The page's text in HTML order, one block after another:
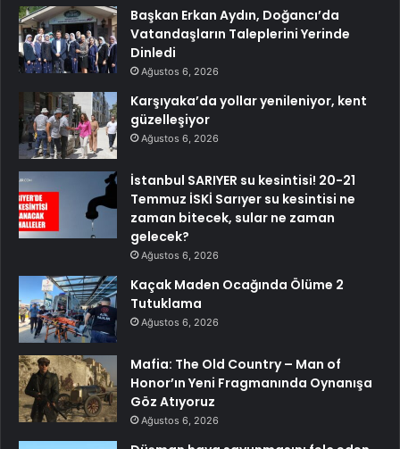
Başkan Erkan Aydın, Doğancı’da
Vatandaşların Taleplerini Yerinde
Dinledi
Ağustos 6, 2026
Karşıyaka’da yollar yenileniyor, kent
güzelleşiyor
Ağustos 6, 2026
İstanbul SARIYER su kesintisi! 20-21
Temmuz İSKİ Sarıyer su kesintisi ne
zaman bitecek, sular ne zaman
gelecek?
Ağustos 6, 2026
Kaçak Maden Ocağında Ölüme 2
Tutuklama
Ağustos 6, 2026
Mafia: The Old Country – Man of
Honor’ın Yeni Fragmanında Oynanışa
Göz Atıyoruz
Ağustos 6, 2026